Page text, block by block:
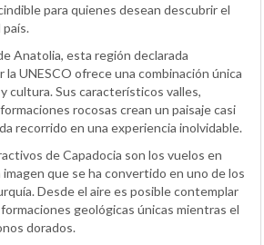
para quienes desean descubrir el
Anatolia, esta región declarada
la UNESCO ofrece una combinación única
cultura. Sus característicos valles,
rocosas crean un paisaje casi
recorrido en una experiencia inolvidable.
de Capadocia son los vuelos en
imagen que se ha convertido en uno de los
Desde el aire es posible contemplar
geológicas únicas mientras el
dorados.